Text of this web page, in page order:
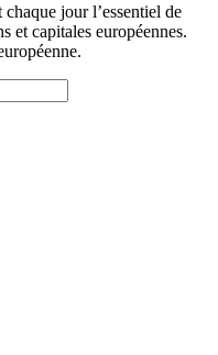
jour l’essentiel de
et capitales européennes.